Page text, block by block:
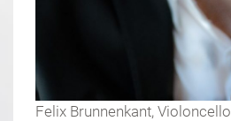
Felix Brunnenkant, Violoncello